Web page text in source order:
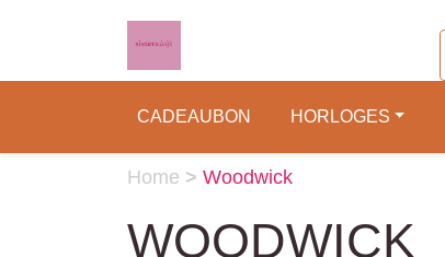
CADEAUBON HORLOGES
Home > Woodwick
WOODWICK